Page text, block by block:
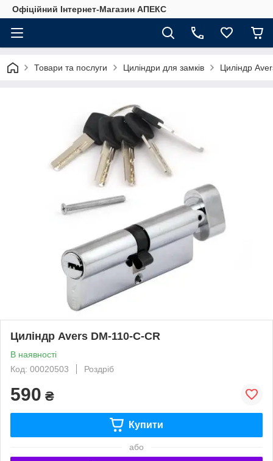
Офіційний Інтернет-Магазин АПЕКС
Товари та послуги Циліндри для замків Циліндр
Циліндр Avers DM-110-C-CR
В наявності
Код: 00020503
Роздріб
590 ₴
Купити
або